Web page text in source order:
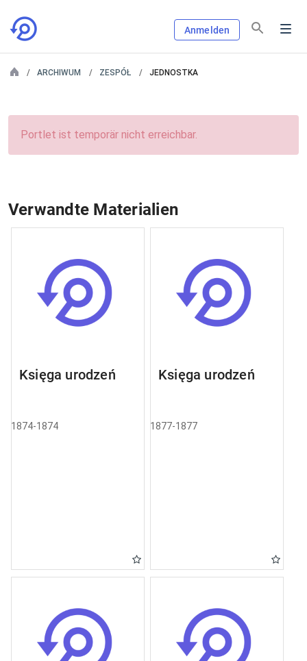
Anmelden
ARCHIWUM ZESPÓŁ JEDNOSTKA
Portlet ist temporär nicht erreichbar.
Verwandte Materialien
Księga urodzeń
1874-1874
Księga urodzeń
1877-1877